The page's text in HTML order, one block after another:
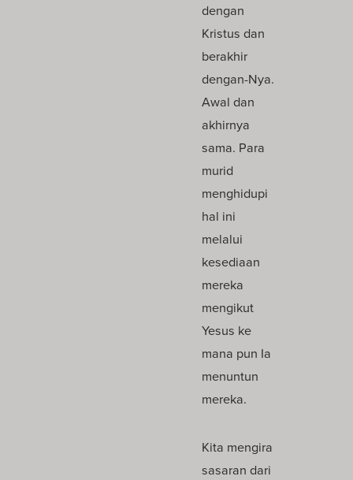
dengan
Kristus dan
berakhir
dengan-Nya.
Awal dan
akhirnya
sama. Para
murid
menghidupi
hal ini
melalui
kesediaan
mereka
mengikut
Yesus ke
mana pun Ia
menuntun
mereka.
Kita mengira
sasaran dari